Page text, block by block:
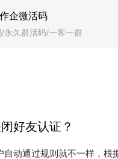
企微活码
永久群活码/一客一群
好友认证？
动通过规则就不一样，根